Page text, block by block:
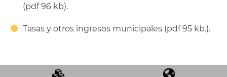
(pdf 96 kb).
Tasas y otros ingresos municipales (pdf 95 kb.).